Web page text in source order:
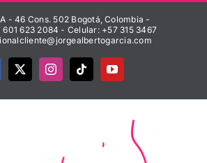
- 46 Cons. 502 Bogotá, Colombia -
601 623 2084 - Celular: +57 315 3467
X InstagramTiktokYouTube